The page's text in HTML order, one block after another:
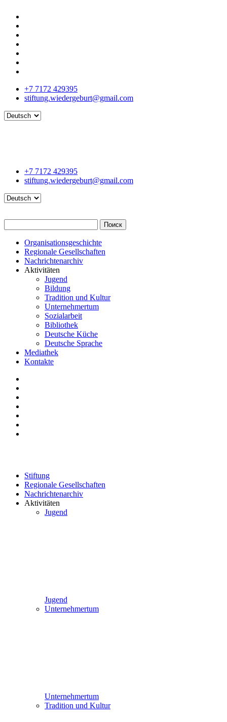
+7 7172 429395
stiftung.wiedergeburt@gmail.com
Language
+7 7172 429395
stiftung.wiedergeburt@gmail.com
Language
Поиск
Organisationsgeschichte
Regionale Gesellschaften
Nachrichtenarchiv
Aktivitäten
Jugend
Bildung
Tradition und Kultur
Unternehmertum
Sozialarbeit
Bibliothek
Deutsche Küche
Deutsche Sprache
Mediathek
Kontakte
Stiftung
Regionale Gesellschaften
Nachrichtenarchiv
Aktivitäten
Jugend
Jugend
Unternehmertum
Unternehmertum
Tradition und Kultur